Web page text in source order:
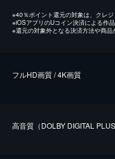
※40％ポイント還元の対象は、クレ
※iOSアプリのUコイン決済による作
※還元の対象外となる決済方法や商品
フルHD画質 / 4K画質
⾼⾳質（DOLBY DIGITAL PLUS